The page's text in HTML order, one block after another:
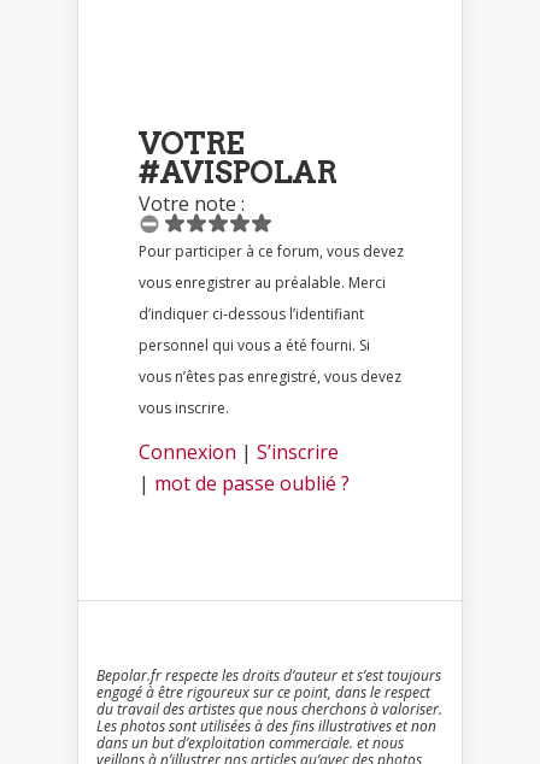
VOTRE
#AVISPOLAR
Votre note :
Pour participer à ce forum, vous devez
vous enregistrer au préalable. Merci
d’indiquer ci-dessous l’identifiant
personnel qui vous a été fourni. Si
vous n’êtes pas enregistré, vous devez
vous inscrire.
Connexion | S’inscrire
| mot de passe oublié ?
Bepolar.fr respecte les droits d’auteur et s’est toujours
engagé à être rigoureux sur ce point, dans le respect
du travail des artistes que nous cherchons à valoriser.
Les photos sont utilisées à des fins illustratives et non
dans un but d’exploitation commerciale. et nous
veillons à n’illustrer nos articles qu’avec des photos